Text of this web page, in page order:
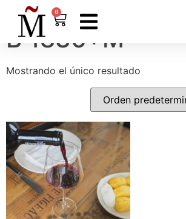
0
Inicio/ Productos etiquetados “B
B 1836+M
Mostrando el único resultado